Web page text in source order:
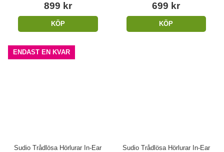
899 kr
KÖP
699 kr
KÖP
ENDAST EN KVAR
Sudio Trådlösa Hörlurar In-Ear
Sudio Trådlösa Hörlurar In-Ear